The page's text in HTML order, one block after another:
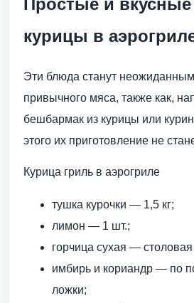
Простые и
курицы в
Эти блюда станут
привычного мяса, также как,
бешбармак из курицы или
этого их приготовление не
Курица гриль в аэрогриле
тушка курочки — 1,5 кг;
лимон — 1 шт.;
горчица сухая —
имбирь и кориандр — по
ложки;